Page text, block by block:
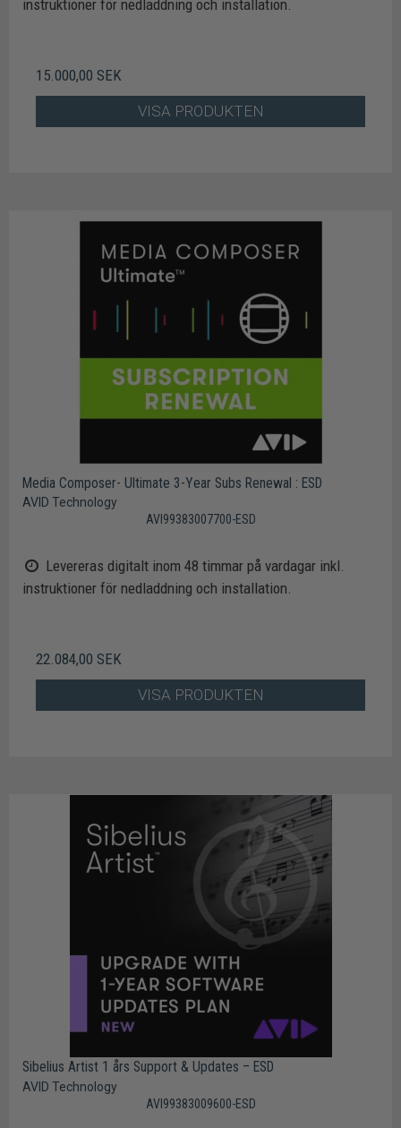
instruktioner för nedladdning och installation.
15.000,00 SEK
VISA PRODUKTEN
Media Composer- Ultimate 3-Year Subs Renewal : ESD
AVID Technology
AVI99383007700-ESD
Levereras digitalt inom 48 timmar på vardagar inkl.
instruktioner för nedladdning och installation.
22.084,00 SEK
VISA PRODUKTEN
Sibelius Artist 1 års Support & Updates – ESD
AVID Technology
AVI99383009600-ESD